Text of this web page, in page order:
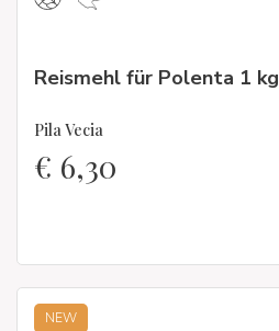
Reismehl für Polenta 1 kg
Pila Vecia
€ 6,30
NEW